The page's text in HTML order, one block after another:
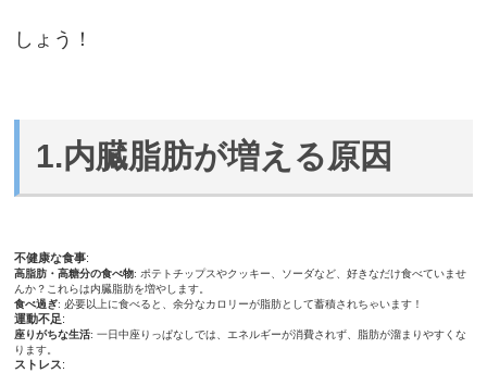
しょう！
1.内臓脂肪が増える原因
不健康な食事:
高脂肪・高糖分の食べ物: ポテトチップスやクッキー、ソーダなど、好きなだけ食べていませ
んか？これらは内臓脂肪を増やします。
食べ過ぎ: 必要以上に食べると、余分なカロリーが脂肪として蓄積されちゃいます！
運動不足:
座りがちな生活: 一日中座りっぱなしでは、エネルギーが消費されず、脂肪が溜まりやすくな
ります。
ストレス: